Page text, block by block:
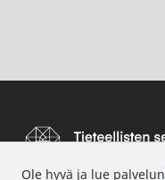
Ole hyvä ja lue palvelun